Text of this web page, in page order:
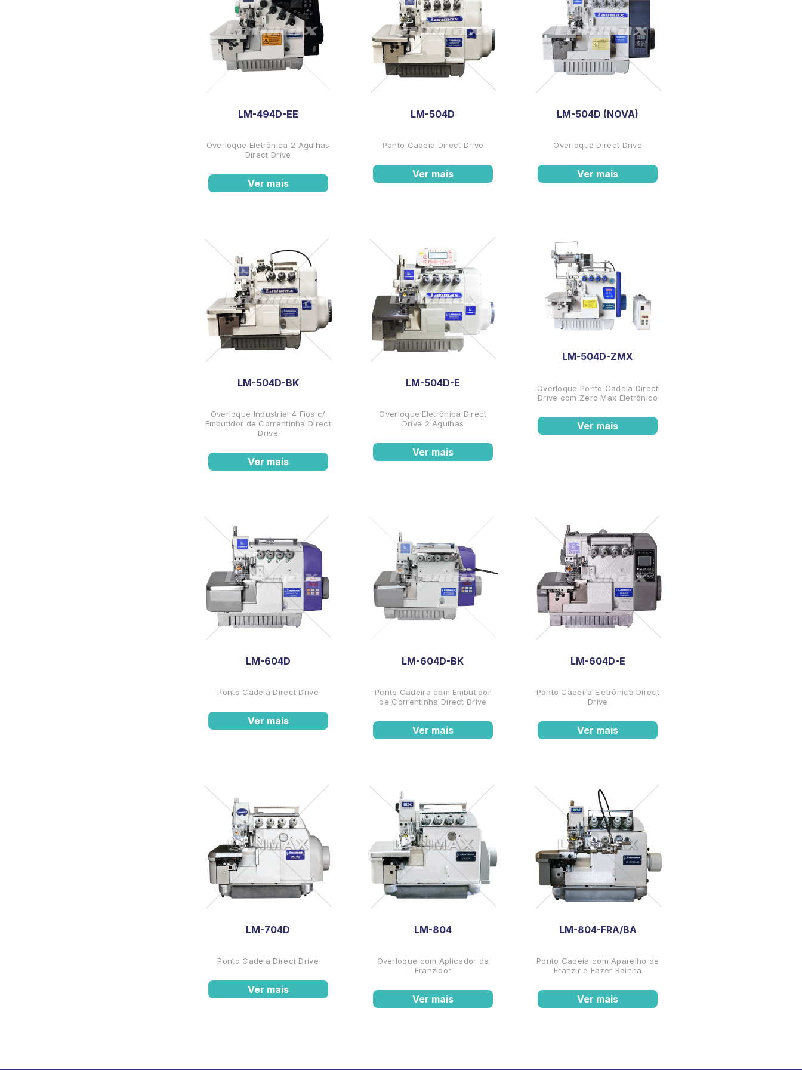
LM-494D-EE
Overloque Eletrônica 2 Agulhas
Direct Drive
Ver mais
LM-504D
Ponto Cadeia Direct Drive
Ver mais
LM-504D (NOVA)
Overloque Direct Drive
Ver mais
LM-504D-BK
Overloque Industrial 4 Fios c/
Embutidor de Correntinha Direct
Drive
Ver mais
LM-504D-E
Overloque Eletrônica Direct
Drive 2 Agulhas
Ver mais
LM-504D-ZMX
Overloque Ponto Cadeia Direct
Drive com Zero Max Eletrônico
Ver mais
LM-604D
Ponto Cadeia Direct Drive
Ver mais
LM-604D-BK
Ponto Cadeira com Embutidor
de Correntinha Direct Drive
Ver mais
LM-604D-E
Ponto Cadeira Eletrônica Direct
Drive
Ver mais
LM-704D
Ponto Cadeia Direct Drive
Ver mais
LM-804
Overloque com Aplicador de
Franzidor
Ver mais
LM-804-FRA/BA
Ponto Cadeia com Aparelho de
Franzir e Fazer Bainha
Ver mais